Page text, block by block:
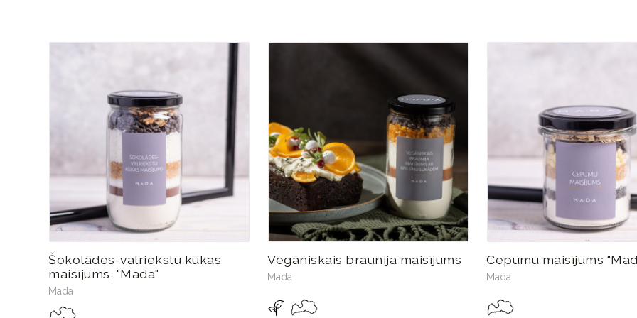
Šokolādes-valriekstu kūkas
maisījums, "Mada"
Mada
Vegāniskais braunija maisījums
Mada
Cepumu maisījums
Mada